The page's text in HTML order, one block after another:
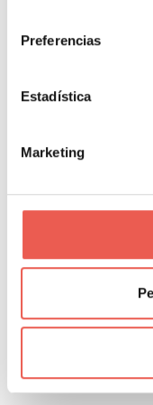
Preferencias
Estadística
Marketing
para pymes,
INESDI, OBS,
Comparte